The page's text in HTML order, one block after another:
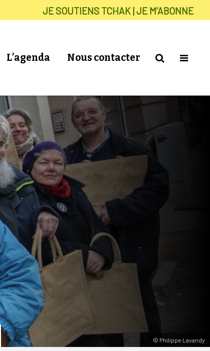
JE SOUTIENS TCHAK | JE M’ABONNE
L’agenda Nous contacter
© Philippe Lavandy